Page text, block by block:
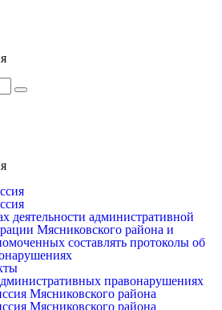
деятельности административной
Мясниковского района и
составлять протоколы об
правонарушениях
Мясниковского района
Мясниковского района